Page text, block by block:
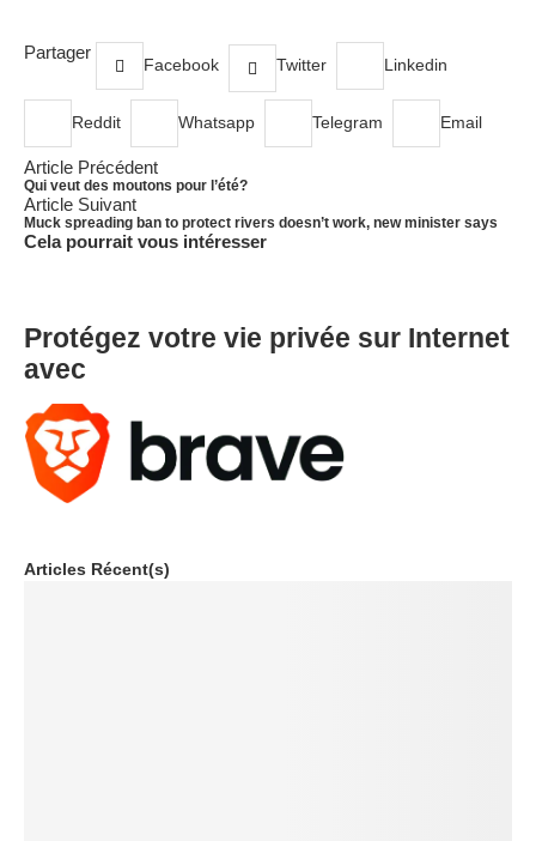
Partager
Facebook Twitter Linkedin
Reddit Whatsapp Telegram Email
Article Précédent
Qui veut des moutons pour l’été?
Article Suivant
Muck spreading ban to protect rivers doesn’t work, new minister says
Cela pourrait vous intéresser
Protégez votre vie privée sur Internet
avec
Articles Récent(s)